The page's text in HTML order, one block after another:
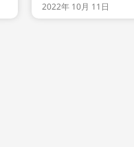
2022年 10月 11日